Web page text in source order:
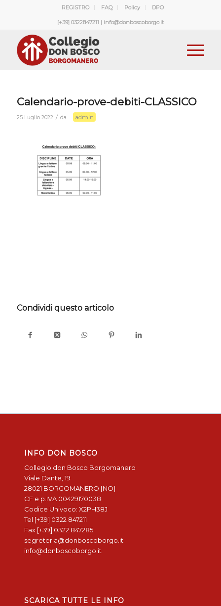
REGISTRO FAQ Policy DPO
[+39] 0322847211 | info@donboscoborgo.it
Calendario-prove-debiti-CLASSICO
25 Luglio 2022 / da admin
Condividi questo articolo
INFO DON BOSCO
Collegio don Bosco Borgomanero
Viale Dante, 19
28021 BORGOMANERO [NO]
CF e p.IVA 00429170038
Codice Univoco: X2PH38J
Tel [+39] 0322 847211
Fax [+39] 0322 847285
segreteria@donboscoborgo.it
info@donboscoborgo.it
SCARICA TUTTE LE INFO